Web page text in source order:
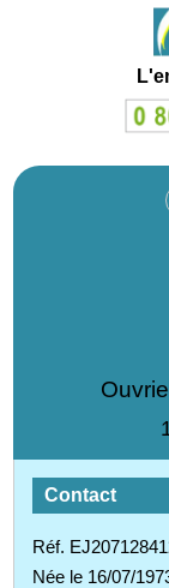
Contact
Réf.
Née le 16/07/